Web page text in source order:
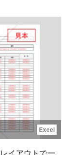
■テン
当・定期代の
ます。 ＜人
確な情報更新
具体化＞ 交通
記。 ＜関連手
出し、役割を
Excel
イアウトで一